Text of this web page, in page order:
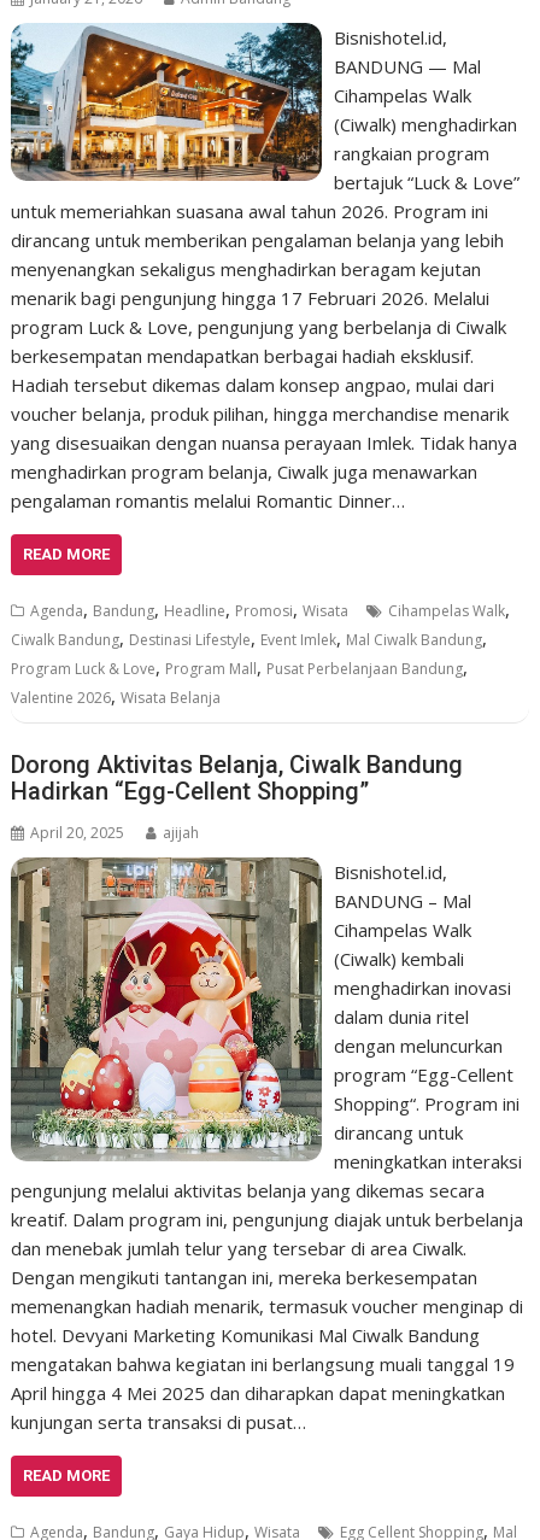
Bisnishotel.id,
BANDUNG — Mal
Cihampelas Walk
(Ciwalk) menghadirkan
rangkaian program
bertajuk “Luck & Love”
untuk memeriahkan suasana awal tahun 2026. Program ini
dirancang untuk memberikan pengalaman belanja yang lebih
menyenangkan sekaligus menghadirkan beragam kejutan
menarik bagi pengunjung hingga 17 Februari 2026. Melalui
program Luck & Love, pengunjung yang berbelanja di Ciwalk
berkesempatan mendapatkan berbagai hadiah eksklusif.
Hadiah tersebut dikemas dalam konsep angpao, mulai dari
voucher belanja, produk pilihan, hingga merchandise menarik
yang disesuaikan dengan nuansa perayaan Imlek. Tidak hanya
menghadirkan program belanja, Ciwalk juga menawarkan
pengalaman romantis melalui Romantic Dinner…
READ MORE
Agenda, Bandung, Headline, Promosi,Wisata Cihampelas Walk,
Ciwalk Bandung, Destinasi Lifestyle, Event Imlek, Mal Ciwalk Bandung,
Program Luck & Love, Program Mall, Pusat Perbelanjaan Bandung,
Valentine 2026,Wisata Belanja
Dorong Aktivitas Belanja, Ciwalk Bandung
Hadirkan “Egg-Cellent Shopping”
April 20, 2025 ajijah
Bisnishotel.id,
BANDUNG – Mal
Cihampelas Walk
(Ciwalk) kembali
menghadirkan inovasi
dalam dunia ritel
dengan meluncurkan
program “Egg-Cellent
Shopping“. Program ini
dirancang untuk
meningkatkan interaksi
pengunjung melalui aktivitas belanja yang dikemas secara
kreatif.​ Dalam program ini, pengunjung diajak untuk berbelanja
dan menebak jumlah telur yang tersebar di area Ciwalk.
Dengan mengikuti tantangan ini, mereka berkesempatan
memenangkan hadiah menarik, termasuk voucher menginap di
hotel. Devyani Marketing Komunikasi Mal Ciwalk Bandung
mengatakan bahwa kegiatan ini berlangsung muali tanggal 19
April hingga 4 Mei 2025 dan diharapkan dapat meningkatkan
kunjungan serta transaksi di pusat…
READ MORE
Agenda, Bandung, Gaya Hidup,Wisata Egg Cellent Shopping, Mal